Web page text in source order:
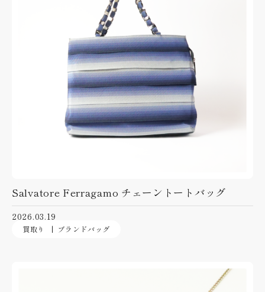
Salvatore Ferragamo チェーントートバッグ
2026.03.19
買取り ブランドバッグ